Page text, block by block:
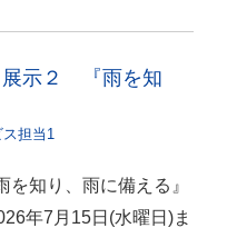
展示２ 『雨を知
担当1
知り、雨に備える』
年7月15日(水曜日)ま